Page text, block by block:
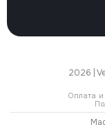
2026 |
Оплата и